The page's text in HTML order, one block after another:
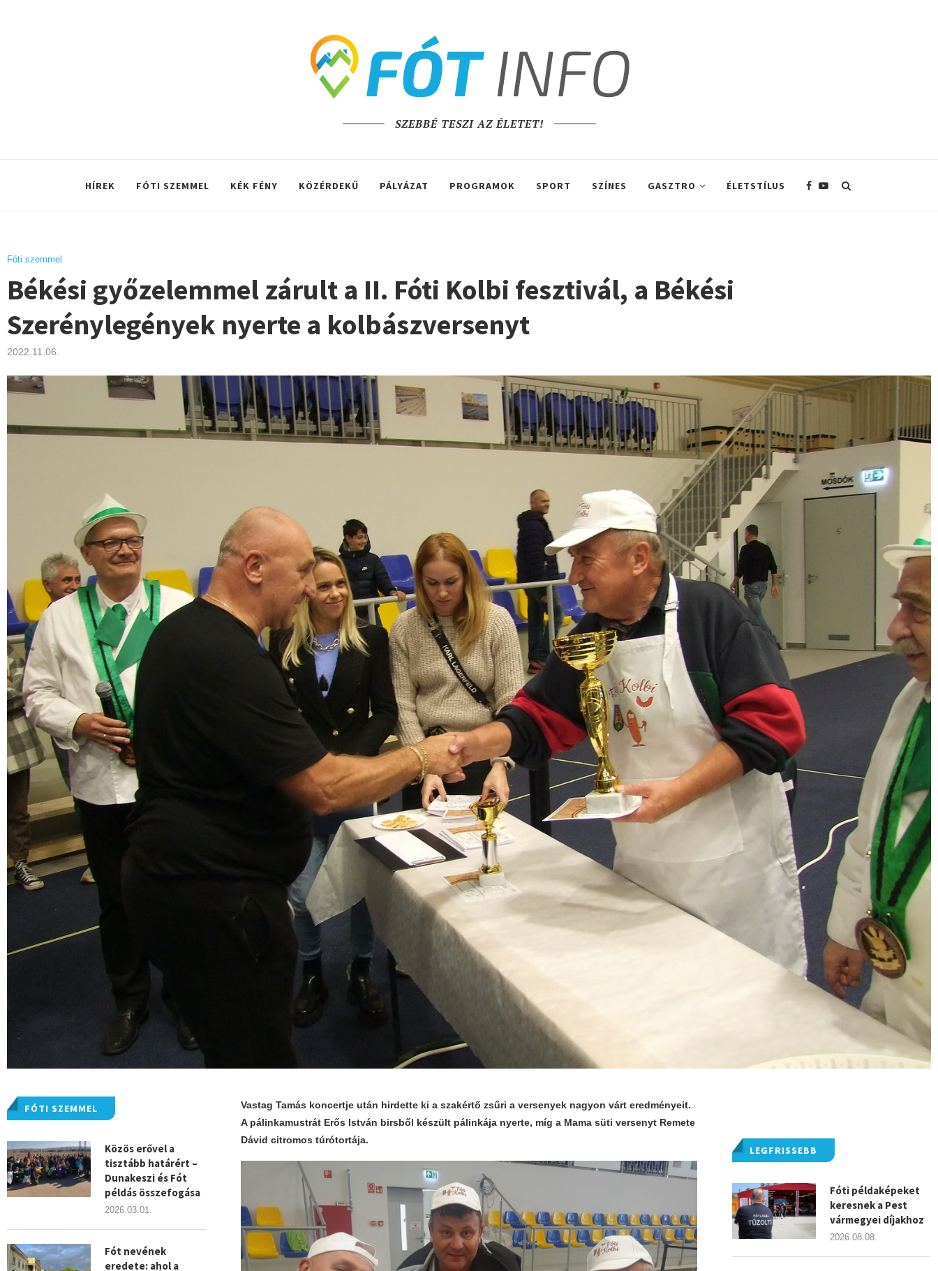
SZEBBÉ TESZI AZ ÉLETET!
HÍREK FÓTI SZEMMEL KÉK FÉNY KÖZÉRDEKŰ PÁLYÁZAT PROGRAMOK SPORT SZÍNES GASZTRO ÉLETSTÍLUS
Fóti szemmel
Békési győzelemmel zárult a II. Fóti Kolbi fesztivál, a Békési
Szerénylegények nyerte a kolbászversenyt
2022.11.06.
Vastag Tamás koncertje után hirdette ki a szakértő zsűri a versenyek nagyon várt eredményeit.
A pálinkamustrát Erős István birsből készült pálinkája nyerte, míg a Mama süti versenyt Remete
Dávid citromos túrótortája.
LEGFRISSEBB
Fóti példaképeket
keresnek a Pest
vármegyei díjakhoz
2026.08.08.
FÓTI SZEMMEL
Közös erővel a
tisztább határért –
Dunakeszi és Fót
példás összefogása
2026.03.01.
Fót nevének
eredete: ahol a